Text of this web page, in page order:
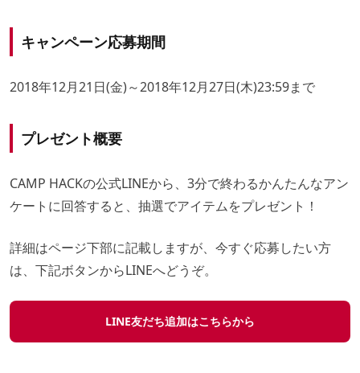
キャンペーン応募期間
2018年12月21日(金)～2018年12月27日(木)23:59まで
プレゼント概要
CAMP HACKの公式LINEから、3分で終わるかんたんなアン
ケートに回答すると、抽選でアイテムをプレゼント！
詳細はページ下部に記載しますが、今すぐ応募したい方
は、下記ボタンからLINEへどうぞ。
LINE友だち追加はこちらから